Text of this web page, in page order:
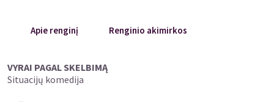
Apie renginį Renginio akimirkos
VYRAI PAGAL SKELBIMĄ
Situacijų komedija